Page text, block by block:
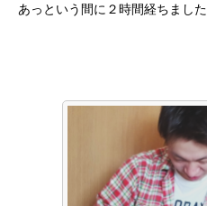
あっという間に２時間経ちました